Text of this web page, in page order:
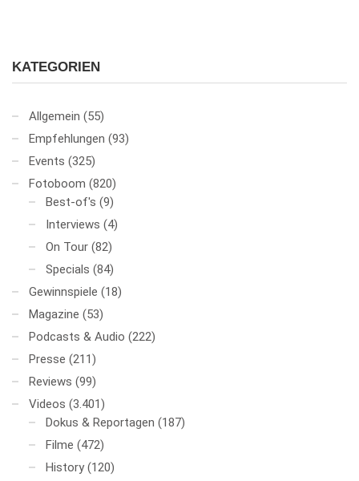
KATEGORIEN
Allgemein (55)
Empfehlungen (93)
Events (325)
Fotoboom (820)
Best-of's (9)
Interviews (4)
On Tour (82)
Specials (84)
Gewinnspiele (18)
Magazine (53)
Podcasts & Audio (222)
Presse (211)
Reviews (99)
Videos (3.401)
Dokus & Reportagen (187)
Filme (472)
History (120)